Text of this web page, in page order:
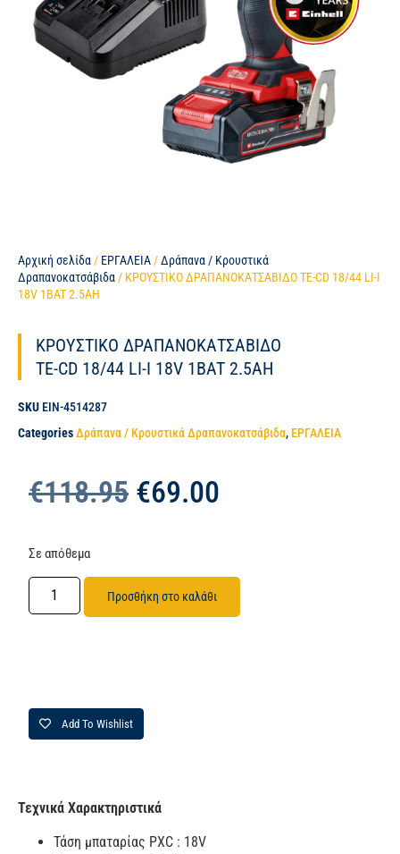
Αρχική σελίδα / ΕΡΓΑΛΕΙΑ /Δράπανα / Κρουστικά
Δραπανοκατσάβιδα / ΚΡΟΥΣΤΙΚΟ ΔΡΑΠΑΝΟΚΑΤΣΑΒΙΔΟ TE-CD 18/44 LI-I
18V 1BAT 2.5AH
ΚΡΟΥΣΤΙΚΟ ΔΡΑΠΑΝΟΚΑΤΣΑΒΙΔΟ
TE-CD 18/44 LI-I 18V 1BAT 2.5AH
SKU EIN-4514287
CategoriesΔράπανα / Κρουστικά Δραπανοκατσάβιδα, ΕΡΓΑΛΕΙΑ
€118.95 €69.00
Σε απόθεμα
Προσθήκη στο καλάθι
Add To Wishlist
Τεχνικά Χαρακτηριστικά
Τάση μπαταρίας PXC : 18V